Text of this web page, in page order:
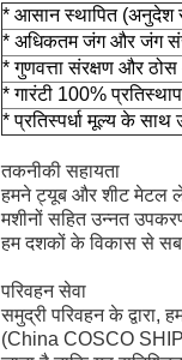
* आसान स्थापित (अनुदेश
* अधिकतम जंग और जंग
* गुणवत्ता संरक्षण और
* गारंटी 100%
* प्रतिस्पर्धा मूल्य के साथ
तकनीकी सहायता
हमने ट्यूब और शीट मेटल
मशीनों सहित उन्नत
हम दशकों के विकास से
परिवहन सेवा
समुद्री परिवहन के
(China COSCO